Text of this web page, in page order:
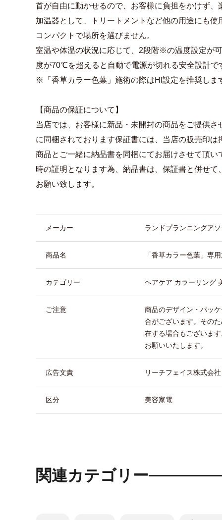
首が自由に動かせるので、お客様に負担をかけず、
加温器として、トリートメントなど他の用途にも使
コンパクトで場所を選びません。
室温や体温の状況に応じて、2段階※の温度設定が
度が70℃を超えると自動で電源が切れる安全設計で
※「香草カラー色葉」施術の際はHI設定を推奨しま
【商品の保証について】
当店では、お客様に新品・未開封の商品をご提供
に同梱されております保証書には、当店の販売印は
商品とご一緒に納品書を同梱にてお届けさせて頂い
時の証明となります為、納品書は、保証書と併せ
お願い致します。
メーカー ランドプランニングア
商品名 「香草カラー色葉」専
カテゴリー ヘアケア カラーリング
ご注意
商品のデザイン・パッ
合がございます。その
在する場合もございま
お願いいたします。
広告文責 リーチフェイス株式会
区分 美容家電
関連カテゴリー